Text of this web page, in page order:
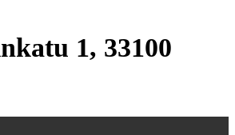
1, 33100